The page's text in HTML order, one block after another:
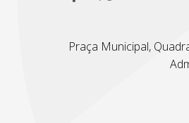
Praça Municipal,